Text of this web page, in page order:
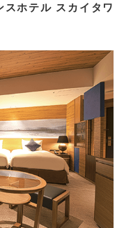
ホテル スカイタワ